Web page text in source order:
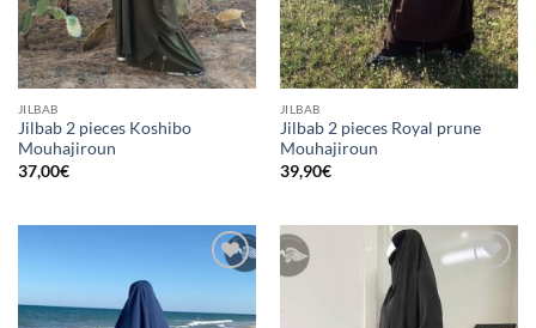
JILBAB
Jilbab 2 pieces Koshibo
Mouhajiroun
37,00€
JILBAB
Jilbab 2 pieces Royal prune
Mouhajiroun
39,90€
d’envies